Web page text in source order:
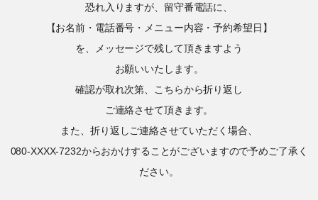
恐れ入りますが、留守番電話に、
【お名前・電話番号・メニュー内容・予約希望日】
を、メッセージで残して頂きますよう
お願いいたします。
確認が取れ次第、こちらから折り返し
ご連絡させて頂きます。
また、折り返しご連絡させていただく場合、
080-XXXX-7232からおかけすることがございますので予めご了承く
ださい。